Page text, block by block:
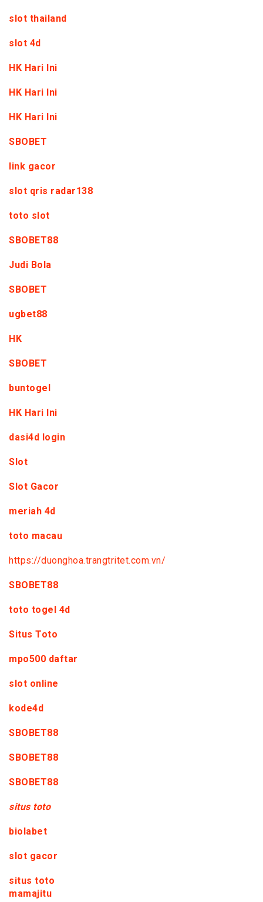
slot thailand
slot 4d
HK Hari Ini
HK Hari Ini
HK Hari Ini
SBOBET
link gacor
slot qris radar138
toto slot
SBOBET88
Judi Bola
SBOBET
ugbet88
HK
SBOBET
buntogel
HK Hari Ini
dasi4d login
Slot
Slot Gacor
meriah 4d
toto macau
https://duonghoa.trangtritet.com.vn/
SBOBET88
toto togel 4d
Situs Toto
mpo500 daftar
slot online
kode4d
SBOBET88
SBOBET88
SBOBET88
situs toto
biolabet
slot gacor
situs toto
mamajitu